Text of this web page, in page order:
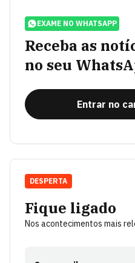
EXAME NO WHATSAPP
Receba as
no seu
Entrar no
Fique ligado
Nos acontecimentos mais
DESPERTA